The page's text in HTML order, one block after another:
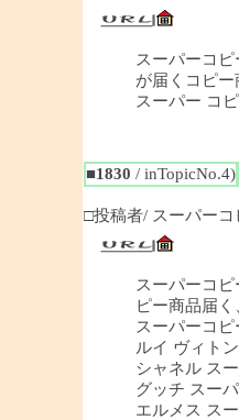
スーパーコ
が届くコピー
スーパー コ
■1830 / inTopicNo.4)
□投稿者/ スーパーコ
スーパーコ
ピー商品届
スーパーコピ
ルイ ヴィト
シャネル ス
グッチ スー
エルメス ス